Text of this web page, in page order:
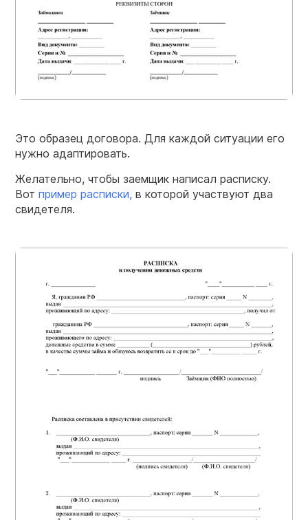
Это образец договора. Для каждой ситуации его
нужно адаптировать.
Желательно, чтобы заемщик написал расписку.
Вот пример расписки, в которой участвуют два
свидетеля.